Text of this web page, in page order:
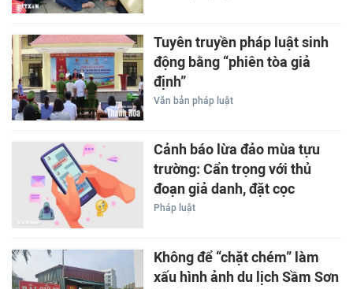
Tuyên truyền pháp luật sinh
động bằng “phiên tòa giả
định”
Văn bản pháp luật
Cảnh báo lừa đảo mùa tựu
trường: Cẩn trọng với thủ
đoạn giả danh, đặt cọc
Pháp luật
Không để “chặt chém” làm
xấu hình ảnh du lịch Sầm Sơn